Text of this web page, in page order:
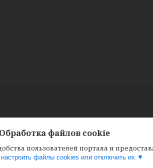
Обработка файлов cookie
пользователей портала и
файлы cookies или отключить их.